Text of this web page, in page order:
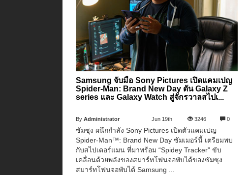
Samsung จับมือ Sony Pictures เปิดแคมเปญ
Spider-Man: Brand New Day ดัน Galaxy Z
series และ Galaxy Watch สู่จักรวาลสไปเ...
ByAdministrator Jun 19th 3246 0
ซัมซุง ผนึกกำลัง Sony Pictures เปิดตัวแคมเปญ
Spider-Man™: Brand New Day ซัมเมอร์นี้ เตรียมพบ
กับสไปเดอร์แมน ที่มาพร้อม “Spidey Tracker” ขับ
เคลื่อนด้วยพลังของสมาร์ทโฟนจอพับได้ของซัมซุง
สมาร์ทโฟนจอพับได้ Samsung ...